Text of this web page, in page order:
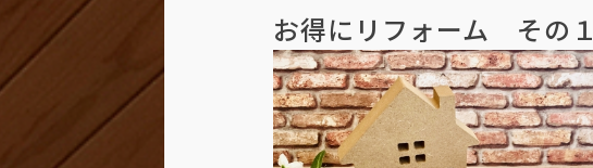
お得にリフォーム その１